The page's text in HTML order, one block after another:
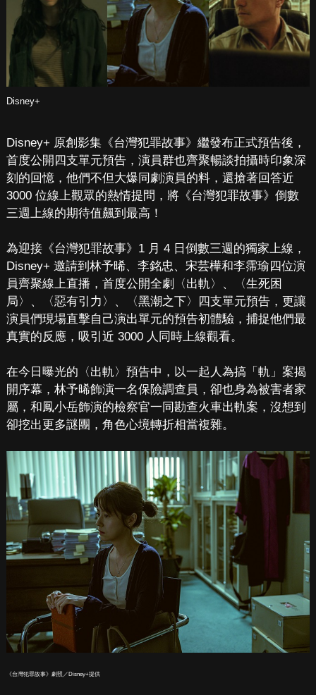
Disney+
Disney+ 原創影集《台灣犯罪故事》繼發布正式預告後，
首度公開四支單元預告，演員群也齊聚暢談拍攝時印象深
刻的回憶，他們不但大爆同劇演員的料，還搶著回答近
3000 位線上觀眾的熱情提問，將《台灣犯罪故事》倒數
三週上線的期待值飆到最高！
為迎接《台灣犯罪故事》1 月 4 日倒數三週的獨家上線，
Disney+ 邀請到林予晞、李銘忠、宋芸樺和李霈瑜四位演
員齊聚線上直播，首度公開全劇〈出軌〉、〈生死困
局〉、〈惡有引力〉、〈黑潮之下〉四支單元預告，更讓
演員們現場直擊自己演出單元的預告初體驗，捕捉他們最
真實的反應，吸引近 3000 人同時上線觀看。
在今日曝光的〈出軌〉預告中，以一起人為搞「軌」案揭
開序幕，林予晞飾演一名保險調查員，卻也身為被害者家
屬，和鳳小岳飾演的檢察官一同勘查火車出軌案，沒想到
卻挖出更多謎團，角色心境轉折相當複雜。
《台灣犯罪故事》劇照／Disney+提供